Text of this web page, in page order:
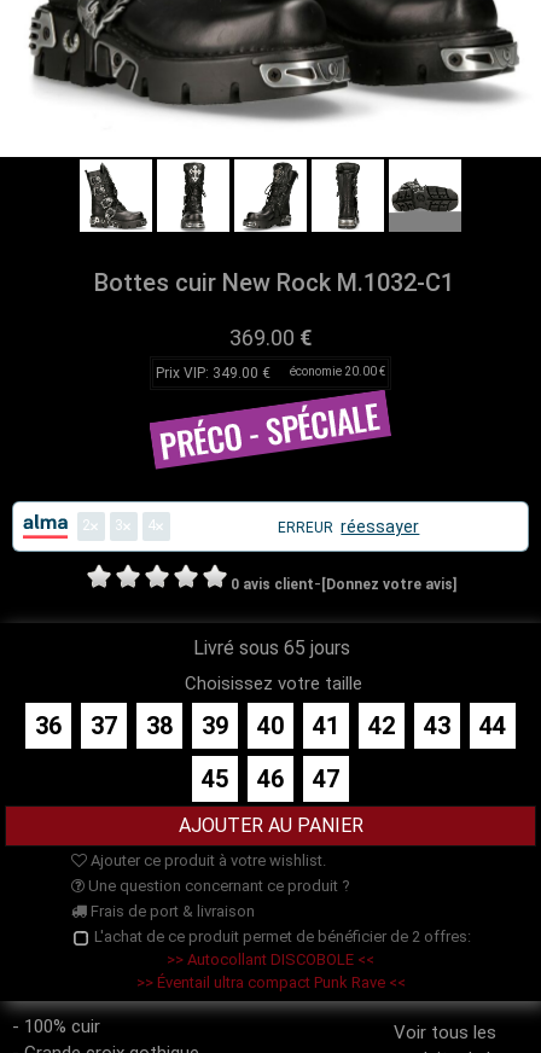
Bottes cuir New Rock M.1032-C1
369.00 €
Prix VIP: 349.00 € économie 20.00 €
2 3 4 ERREUR réessayer
0 avis client- [Donnez votre avis]
Livré sous 65 jours
Choisissez votre taille
36 37 38 39 40 41 42 43
44
45
46 47
Ajouter ce produit à votre wishlist.
Une question concernant ce produit ?
Frais de port & livraison
L'achat de ce produit permet de bénéficier de 2 offres:
>> Autocollant DISCOBOLE <<
>> Éventail ultra compact Punk Rave <<
Voir tous les
- 100% cuir